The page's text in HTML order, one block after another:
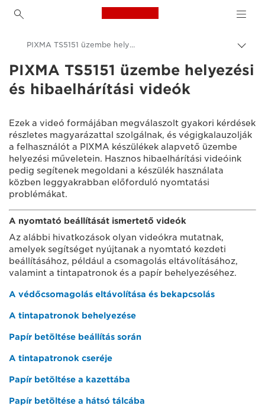
Canon Logo, back to
Canon
Consumer Product Support
PIXMA TS5151 üzembe helyezési videók
PIXMA TS5151 üzembe helyezési
és hibaelhárítási videók
Ezek a videó formájában megválaszolt gyakori kérdések
részletes magyarázattal szolgálnak, és végigkalauzolják
a felhasználót a PIXMA készülékek alapvető üzembe
helyezési műveletein. Hasznos hibaelhárítási videóink
pedig segítenek megoldani a készülék használata
közben leggyakrabban előforduló nyomtatási
problémákat.
A nyomtató beállítását ismertető videók
Az alábbi hivatkozások olyan videókra mutatnak,
amelyek segítséget nyújtanak a nyomtató kezdeti
beállításához, például a csomagolás eltávolításához,
valamint a tintapatronok és a papír behelyezéséhez.
A védőcsomagolás eltávolítása és bekapcsolás
A tintapatronok behelyezése
Papír betöltése beállítás során
A tintapatronok cseréje
Papír betöltése a kazettába
Papír betöltése a hátsó tálcába